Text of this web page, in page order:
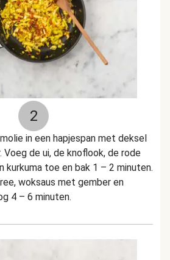
2
in een hapjespan met deksel
Voeg de ui, de knoflook, de rode
kurkuma toe en bak 1 – 2 minuten.
woksaus met gember en
4 – 6 minuten.